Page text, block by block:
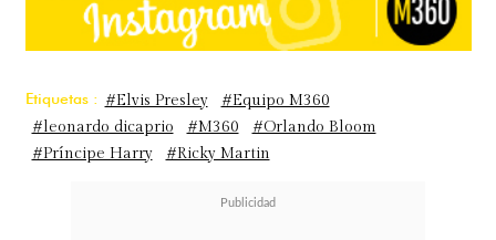
Etiquetas : #Elvis Presley
#Equipo M360
#leonardo dicaprio
#M360
#Orlando Bloom
#Príncipe Harry
#Ricky Martin